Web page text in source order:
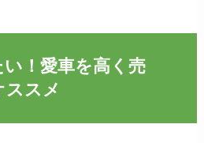
！愛車を高く売
ススメ